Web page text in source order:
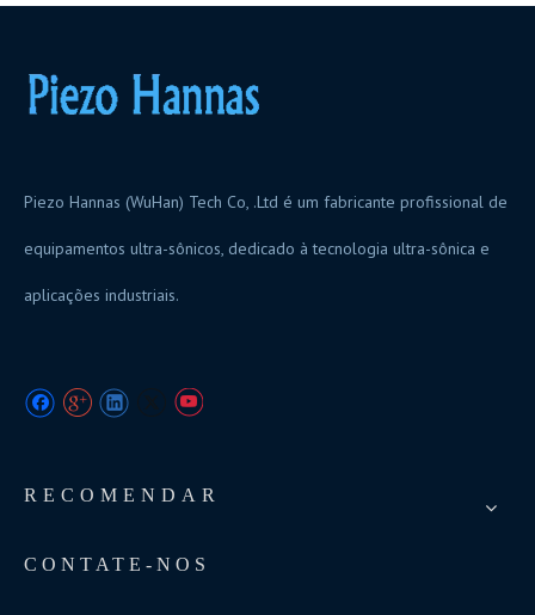
Piezo Hannas (WuHan) Tech Co, .Ltd é um fabricante profissional de
equipamentos ultra-sônicos, dedicado à tecnologia ultra-sônica e
aplicações industriais.
RECOMENDAR
CONTATE-NOS